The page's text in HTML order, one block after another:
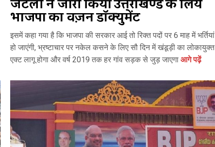
भाजपा का विज़न डॉक्युमेंट
इसमें कहा गया है कि भाजपा की सरकार आई तो रिक्त पदों पर 6 माह में भर्तियां
हो जाएंगी, भ्रष्टाचार पर नकेल कसने के लिए सौ दिन में खंडूड़ी का लोकायुक्त
एक्ट लागू होगा और वर्ष 2019 तक हर गांव सड़क से जुड़ जाएगा आगे पढ़ें